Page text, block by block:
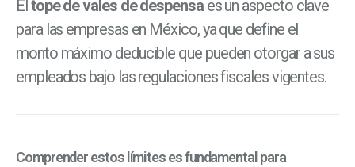
Eltope de vales de despensaes un aspecto clave
para las empresas en México, ya que define el
monto máximo deducible que pueden otorgar a sus
empleados bajo las regulaciones fiscales vigentes.
Comprender estos límites es fundamental para